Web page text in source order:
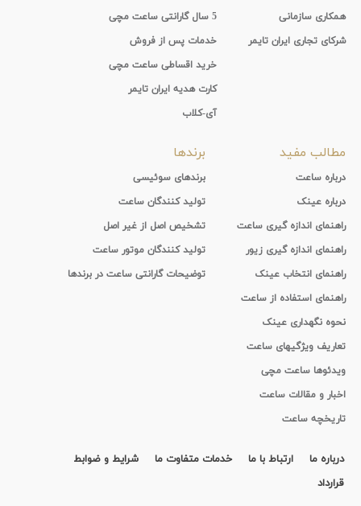
همکاری سازمانی
شرکای تجاری ایران تایمر
5 سال گارانتی ساعت مچی
خدمات پس از فروش
خرید اقساطی ساعت مچی
کارت هدیه ایران تایمر
آی-کلاب
مطالب مفید
درباره ساعت
درباره عینک
راهنمای اندازه گیری ساعت
راهنمای اندازه گیری زیور
راهنمای انتخاب عینک
راهنمای استفاده از ساعت
نحوه نگهداری عینک
تعاریف ویژگیهای ساعت
ویدئوها ساعت مچی
اخبار و مقالات ساعت
تاریخچه ساعت
برندها
برندهای سوئیسی
تولید کنندگان ساعت
تشخیص اصل از غیر اصل
تولید کنندگان موتور ساعت
توضیحات گارانتی ساعت در برندها
درباره ما ارتباط با ما خدمات متفاوت ما
شرایط و ضوابط
قرارداد